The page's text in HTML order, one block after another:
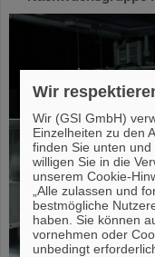
Wir
Wir (GSI GmbH)
Einzelheiten zu den
finden Sie unten
willigen Sie in die
unserem Cookie-
„Alle zulassen und
bestmögliche
haben. Sie können
vornehmen oder
unbedingt